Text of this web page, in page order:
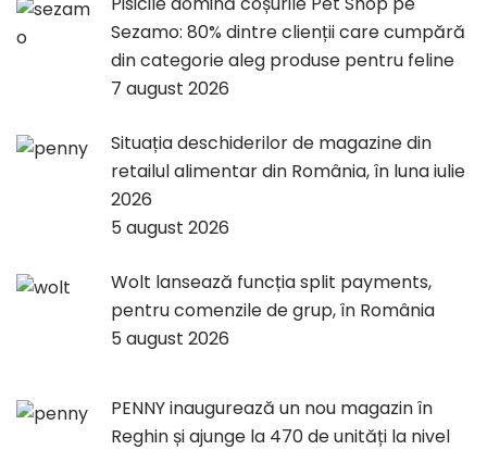
Sezamo: 80% dintre clienții care cumpără
din categorie aleg produse pentru feline
7 august 2026
Situația deschiderilor de magazine din
retailul alimentar din România, în luna iulie
2026
5 august 2026
Wolt lansează funcția split payments,
pentru comenzile de grup, în România
5 august 2026
PENNY inaugurează un nou magazin în
Reghin și ajunge la 470 de unități la nivel